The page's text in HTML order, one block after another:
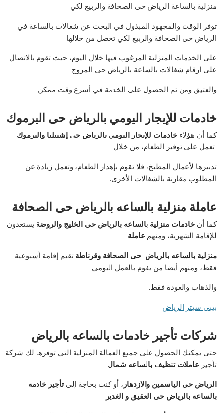
منزلية بالساعة الرياض حى الصحافة والربيع لكي
توفر الوقت والمجهود المبذول في البحث عن شغالات بالساعة في
الرياض حى الصحافة والربيع لكي تحصل من خلالها
على الخدمات المنزلية المرغوب فيها خلال اليوم، حيث تقوم بالاتصال
على ارقام شغالات بالساعة بالرياض حى المروج
والعتيق ومن ثم الحصول على الخدمة في أسرع وقت ممكن.
خادمات للإيجار اليومي بالرياض حى اليرموك
كما أن هؤلاءخادمات للإيجار اليومي بالرياض حى إشبيليا واليرموك
تعمل على توفير الطعام، من خلال
تدبيرها لأعمال المطبخ، فلا تقوم بإهدار الطعام، وتعمل زيادة عن
المطلوب مقارنة بالشغالات الأخرى.
عاملة منزلية بالساعه بالرياض حى الصحافة
كما أنخادمات منزلية بالساعه بالرياض حى الخليج والروضة يستعدون
للإقامة الشهرية، ومنهم عاملة
منزلية بالساعه بالرياض حى الصحافة وقرناطة تقيم إقامة أسبوعية
فقط، ومنهم أيضا من يقوم بالعمل اليومي
والذهاب والعودة فقط.
بيبى سيتر الرياض
شركات تأجير خادمات بالساعه بالرياض
حتى يمكنك الحصول على جميع العمالة المنزلية التي توفرها لك شركة
تأجير عاملات تنظيف بالساعه شمال
الرياض حى الياسمين والازدهار ، أو كنت بحاجة إلىتأجير خادمه
بالساعه بالرياض حى العقيق و الغدير